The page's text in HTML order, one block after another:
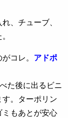
、チューブ、
コレ。 アドポ
た後に出るビニ
。ターポリン
もあと が安心